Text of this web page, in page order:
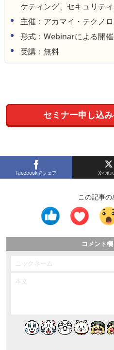
ケティング、セキュリテ
主催：アカマイ・テクノ
形式：Webinarによる開催
受講：無料
セミナー申し込
Facebookでシェア
この記事の
コメント